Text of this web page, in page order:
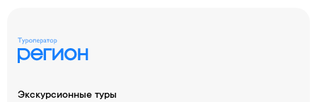
Экскурсионные туры